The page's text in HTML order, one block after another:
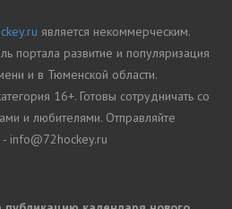
является некоммерческим.
портала развитие и популяризация
и в Тюменской области.
16+. Готовы сотрудничать со
и любителями. Отправляйте
info@72hockey.ru